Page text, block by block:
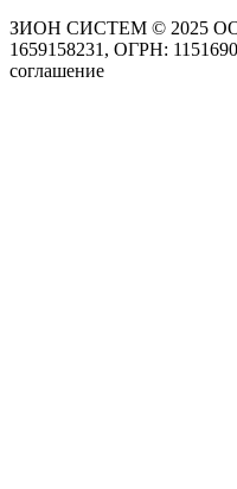
ЗИОН СИСТЕМ © 2025
1659158231, ОГРН:
соглашение